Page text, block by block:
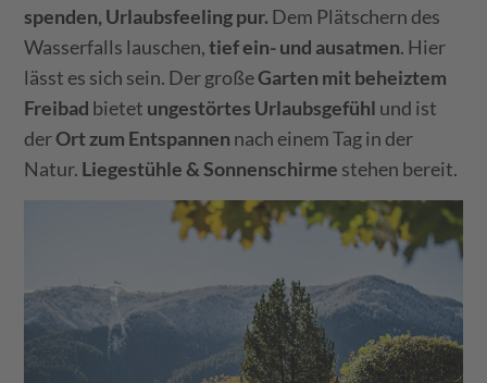
spenden, Urlaubsfeeling pur.Dem Plätschern des
Wasserfalls lauschen,tief ein- und ausatmen. Hier
lässt es sich sein. Der großeGarten mit beheiztem
Freibad bietet ungestörtes Urlaubsgefühl und ist
derOrt zum Entspannen nach einem Tag in der
Natur. Liegestühle & Sonnenschirme stehen bereit.